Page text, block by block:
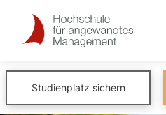
Studienplatz sichern